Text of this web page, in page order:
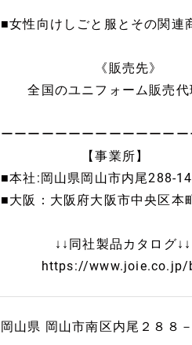
■女性向けしごと服とその関連
《販売先》
全国のユニフォーム販売代
ーーーーーーーーーーーーー
【事業所】
■本社:岡山県岡山市内尾288-14
■大阪：大阪府大阪市中央区本
↓↓同社製品カタログ↓↓
https://www.joie.co.jp/
岡山県 岡山市南区内尾２８８